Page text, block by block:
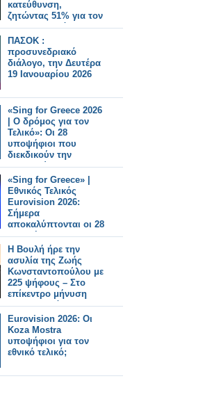
κατεύθυνση,
ζητώντας 51% για τον
φαρμακοποιό
ΠΑΣΟΚ :
προσυνεδριακό
διάλογο, την Δευτέρα
19 Ιανουαρίου 2026
«Sing for Greece 2026
| Ο δρόμος για τον
Τελικό»: Οι 28
υποψήφιοι που
διεκδικούν την
εκπροσώπηση της
Ελλάδας στη
Eurovision 2026
«Sing for Greece» |
Εθνικός Τελικός
Eurovision 2026:
Σήμερα
αποκαλύπτονται οι 28
υποψήφιοι
Η Βουλή ήρε την
ασυλία της Ζωής
Κωνσταντοπούλου με
225 ψήφους – Στο
επίκεντρο μήνυση
δημοσιογράφου για
συκοφαντική
δυσφήμιση
Eurovision 2026: Οι
Koza Mostra
υποψήφιοι για τον
εθνικό τελικό;